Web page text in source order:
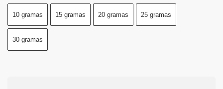
10 gramas 15 gramas 20 gramas 25 gramas
30 gramas